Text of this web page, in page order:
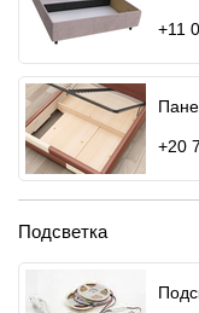
+11
+20
Подсветка